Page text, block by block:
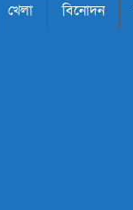
খেলা বিনোদন